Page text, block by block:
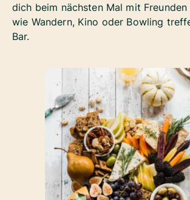
dich beim nächsten Mal mit
wie Wandern, Kino oder Bowling
Bar.